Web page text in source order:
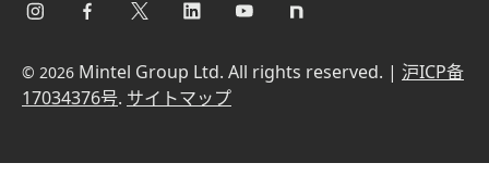
© 2026 Mintel Group Ltd. All rights reserved. | 沪ICP备
17034376号. サイトマップ